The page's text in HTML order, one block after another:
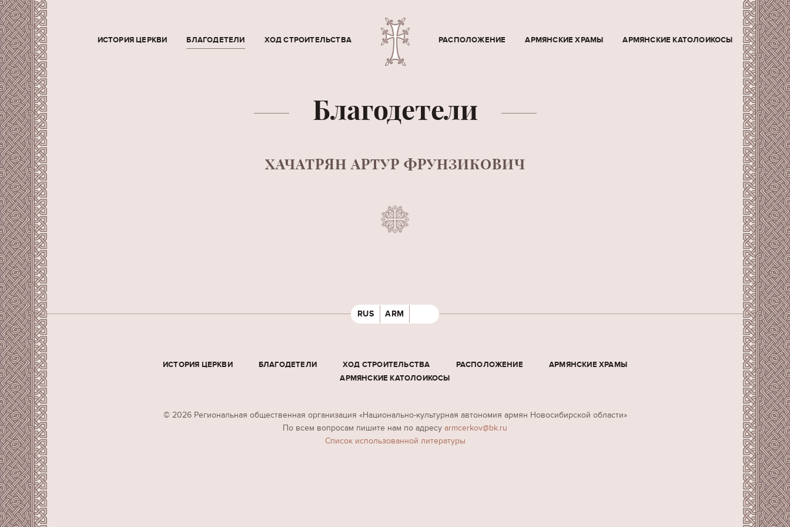
ИСТОРИЯ ЦЕРКВИ БЛАГОДЕТЕЛИ ХОД СТРОИТЕЛЬСТВА РАСПОЛОЖЕНИЕ АРМЯНСКИЕ ХРАМЫ АРМЯНСКИЕ КАТОЛОИКОСЫ
Благодетели
ХАЧАТРЯН АРТУР ФРУНЗИКОВИЧ
RUS ARM
ИСТОРИЯ ЦЕРКВИ БЛАГОДЕТЕЛИ ХОД СТРОИТЕЛЬСТВА РАСПОЛОЖЕНИЕ
АРМЯНСКИЕ ХРАМЫ
АРМЯНСКИЕ КАТОЛОИКОСЫ
© 2026 Региональная общественная организация «Национально-культурная автономия армян Новосибирской области»
По всем вопросам пишите нам по адресу armcerkov@bk.ru
Cписок использованной литературы